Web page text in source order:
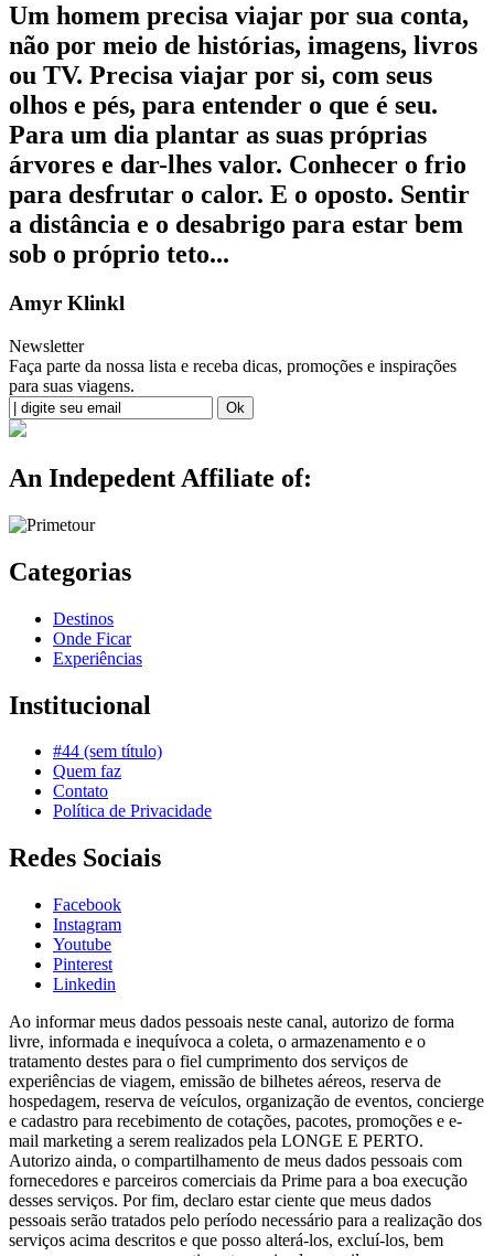
Um homem precisa viajar por sua conta,
não por meio de histórias, imagens, livros
ou TV. Precisa viajar por si, com seus
olhos e pés, para entender o que é seu.
Para um dia plantar as suas próprias
árvores e dar-lhes valor. Conhecer o frio
para desfrutar o calor. E o oposto. Sentir
a distância e o desabrigo para estar bem
sob o próprio teto...
Amyr Klinkl
Newsletter
Faça parte da nossa lista e receba dicas, promoções e inspirações
para suas viagens.
An Indepedent Affiliate of:
Categorias
Destinos
Onde Ficar
Experiências
Institucional
#44 (sem título)
Quem faz
Contato
Política de Privacidade
Redes Sociais
Facebook
Instagram
Youtube
Pinterest
Linkedin
Ao informar meus dados pessoais neste canal, autorizo de forma
livre, informada e inequívoca a coleta, o armazenamento e o
tratamento destes para o fiel cumprimento dos serviços de
experiências de viagem, emissão de bilhetes aéreos, reserva de
hospedagem, reserva de veículos, organização de eventos, concierge
e cadastro para recebimento de cotações, pacotes, promoções e e-
mail marketing a serem realizados pela LONGE E PERTO.
Autorizo ainda, o compartilhamento de meus dados pessoais com
fornecedores e parceiros comerciais da Prime para a boa execução
desses serviços. Por fim, declaro estar ciente que meus dados
pessoais serão tratados pelo período necessário para a realização dos
serviços acima descritos e que posso alterá-los, excluí-los, bem